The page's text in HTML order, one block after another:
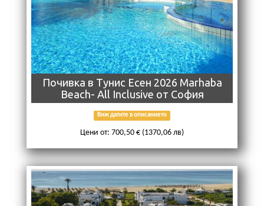
Почивка в Тунис Есен 2026 Marhaba
Beach- All Inclusive от София
Виж датите в описанието
Цени от: 700,50 € (1370,06 лв)